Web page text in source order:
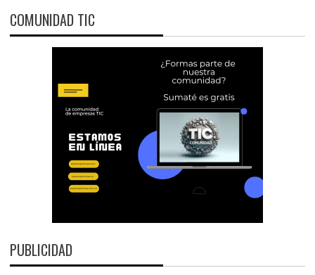
COMUNIDAD TIC
PUBLICIDAD